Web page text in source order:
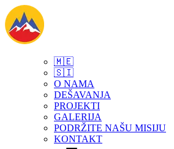
🇲🇪
🇸🇮
O NAMA
DEŠAVANJA
PROJEKTI
GALERIJA
PODRŽITE NAŠU MISIJU
KONTAKT